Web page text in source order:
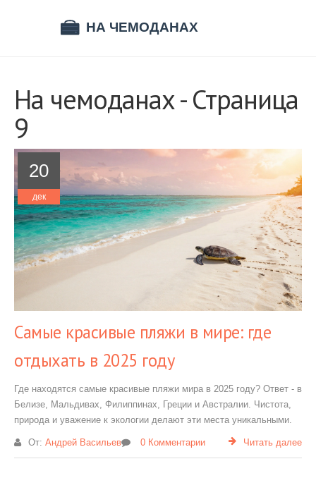
На чемоданах - Страница
9
20
дек
Самые красивые пляжи в мире: где
отдыхать в 2025 году
Где находятся самые красивые пляжи мира в 2025 году? Ответ - в
Белизе, Мальдивах, Филиппинах, Греции и Австралии. Чистота,
природа и уважение к экологии делают эти места уникальными.
От: Андрей Васильев 0 Комментарии Читать далее